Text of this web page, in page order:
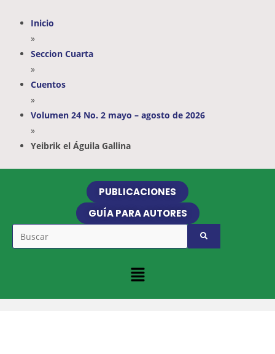
Inicio
»
Seccion Cuarta
»
Cuentos
»
Volumen 24 No. 2 mayo – agosto de 2026
»
Yeibrik el Águila Gallina
PUBLICACIONES
GUÍA PARA AUTORES